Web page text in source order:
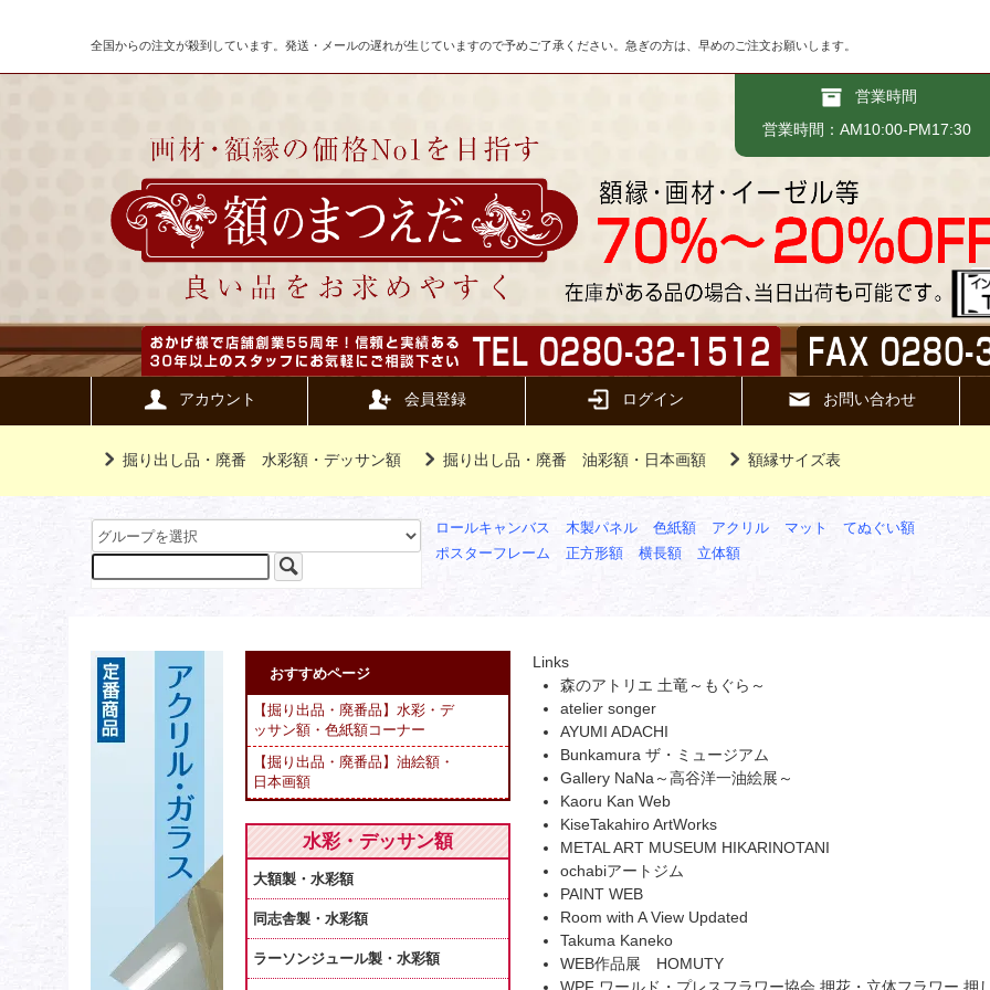
全国からの注文が殺到しています。発送・メールの遅れが生じていますので予めご了承ください。急ぎの方は、早めのご注文お願いします。
営業時間
営業時間：AM10:00-PM17:30
アカウント 会員登録 ログイン お問い合わせ
掘り出し品・廃番 水彩額・デッサン額 掘り出し品・廃番 油彩額・日本画額 額縁サイズ表
ロールキャンバス 木製パネル 色紙額 アクリル マット
てぬぐい額
ポスターフレーム
正方形額 横長額 立体額
Links
森のアトリエ 土竜～もぐら～
atelier songer
AYUMI ADACHI
Bunkamura ザ・ミュージアム
Gallery NaNa～高谷洋一油絵展～
Kaoru Kan Web
KiseTakahiro ArtWorks
METAL ART MUSEUM HIKARINOTANI
ochabiアートジム
PAINT WEB
Room with A View Updated
Takuma Kaneko
WEB作品展 HOMUTY
おすすめページ
【掘り出品・廃番品】水彩・デ
ッサン額・色紙額コーナー
【掘り出品・廃番品】油絵額・
日本画額
水彩・デッサン額
大額製・水彩額
同志舎製・水彩額
ラーソンジュール製・水彩額